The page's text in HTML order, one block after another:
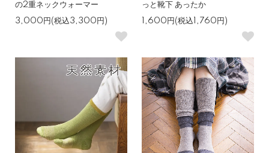
の2重ネックウォーマー
3,000円(税込3,300円)
っと靴下 あったか
1,600円(税込1,760円)